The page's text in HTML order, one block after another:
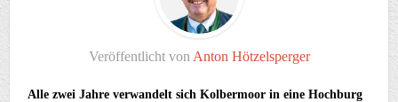
Veröffentlicht von Anton Hötzelsperger
Alle zwei Jahre verwandelt sich Kolbermoor in eine Hochburg